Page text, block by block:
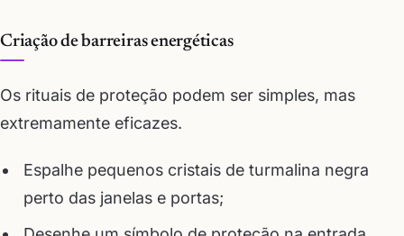
Criação de barreiras energéticas
Os rituais de proteção podem ser simples, mas
extremamente eficazes.
Espalhe pequenos cristais de turmalina negra
perto das janelas e portas;